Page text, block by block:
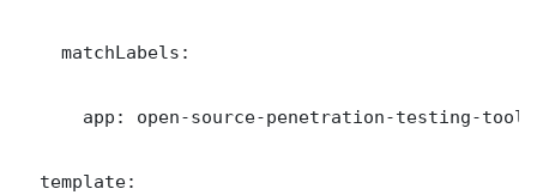
    matchLabels:
      app: open-source-penetration-testing-tools
  template: